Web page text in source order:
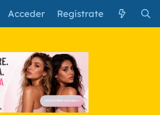
Acceder Regístrate